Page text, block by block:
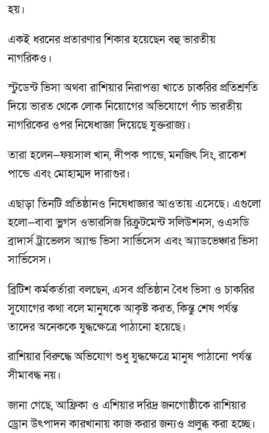
হয়।
একই ধরনের প্রতারণার শিকার হয়েছেন বহু ভারতীয়
নাগরিকও।
স্টুডেন্ট ভিসা অথবা রাশিয়ার নিরাপত্তা খাতে চাকরির প্রতিশ্রুতি
দিয়ে ভারত থেকে লোক নিয়োগের অভিযোগে পাঁচ ভারতীয়
নাগরিকের ওপর নিষেধাজ্ঞা দিয়েছে যুক্তরাজ্য।
তারা হলেন—ফয়সাল খান, দীপক পান্ডে, মনজিৎ সিং, রাকেশ
পান্ডে এবং মোহাম্মদ দারাগুর।
এছাড়া তিনটি প্রতিষ্ঠানও নিষেধাজ্ঞার আওতায় এসেছে। এগুলো
হলো—বাবা ভ্লগস ওভারসিজ রিক্রুটমেন্ট সলিউশনস, ওএসডি
ব্রাদার্স ট্রাভেলস অ্যান্ড ভিসা সার্ভিসেস এবং অ্যাডভেঞ্চার ভিসা
সার্ভিসেস।
ব্রিটিশ কর্মকর্তারা বলছেন, এসব প্রতিষ্ঠান বৈধ ভিসা ও চাকরির
সুযোগের কথা বলে মানুষকে আকৃষ্ট করত, কিন্তু শেষ পর্যন্ত
তাদের অনেককে যুদ্ধক্ষেত্রে পাঠানো হয়েছে।
রাশিয়ার বিরুদ্ধে অভিযোগ শুধু যুদ্ধক্ষেত্রে মানুষ পাঠানো পর্যন্ত
সীমাবদ্ধ নয়।
জানা গেছে, আফ্রিকা ও এশিয়ার দরিদ্র জনগোষ্ঠীকে রাশিয়ার
ড্রোন উৎপাদন কারখানায় কাজ করার জন্যও প্রলুব্ধ করা হচ্ছে।